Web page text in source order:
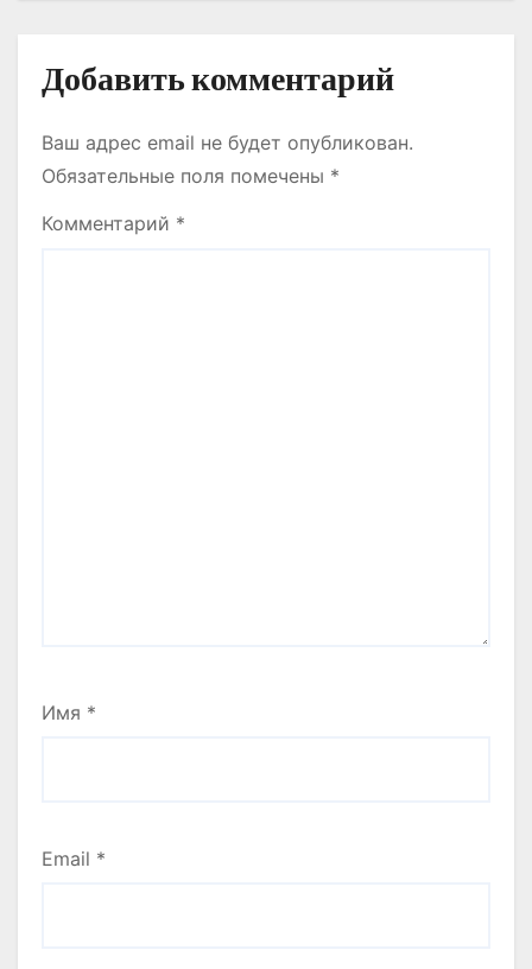
Добавить комментарий
Ваш адрес email не будет опубликован.
Обязательные поля помечены *
Комментарий *
Имя *
Email *